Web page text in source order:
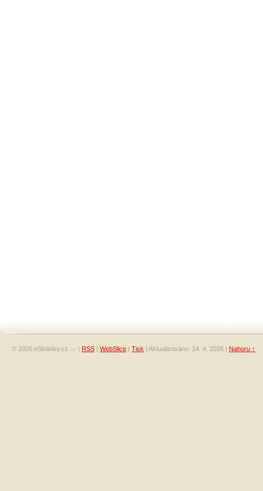
© 2026 eStránky.cz | RSS | WebSlice | Tisk | Aktualizováno: 24. 4. 2026 | Nahoru ↑